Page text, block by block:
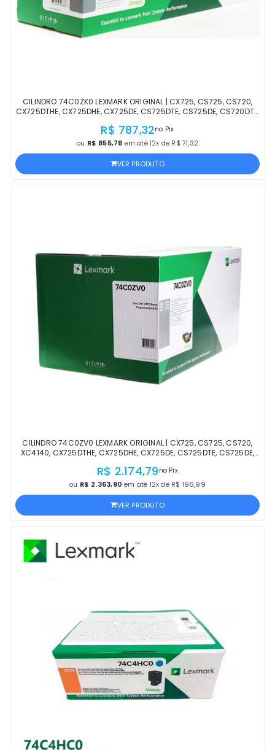
CILINDRO 74C0ZK0 LEXMARK ORIGINAL | CX725, CS725, CS720,
CX725DTHE, CX725DHE, CX725DE, CS725DTE, CS725DE, CS720DTE,
R$ 787,32no Pix
ou R$ 855,78 em até 12x de R$ 71,32
VER PRODUTO
CILINDRO 74C0ZV0 LEXMARK ORIGINAL | CX725, CS725, CS720,
XC4140, CX725DTHE, CX725DHE, CX725DE, CS725DTE, CS725DE,
R$ 2.174,79 no Pix
ou R$ 2.363,90 em até 12x de R$ 196,99
VER PRODUTO